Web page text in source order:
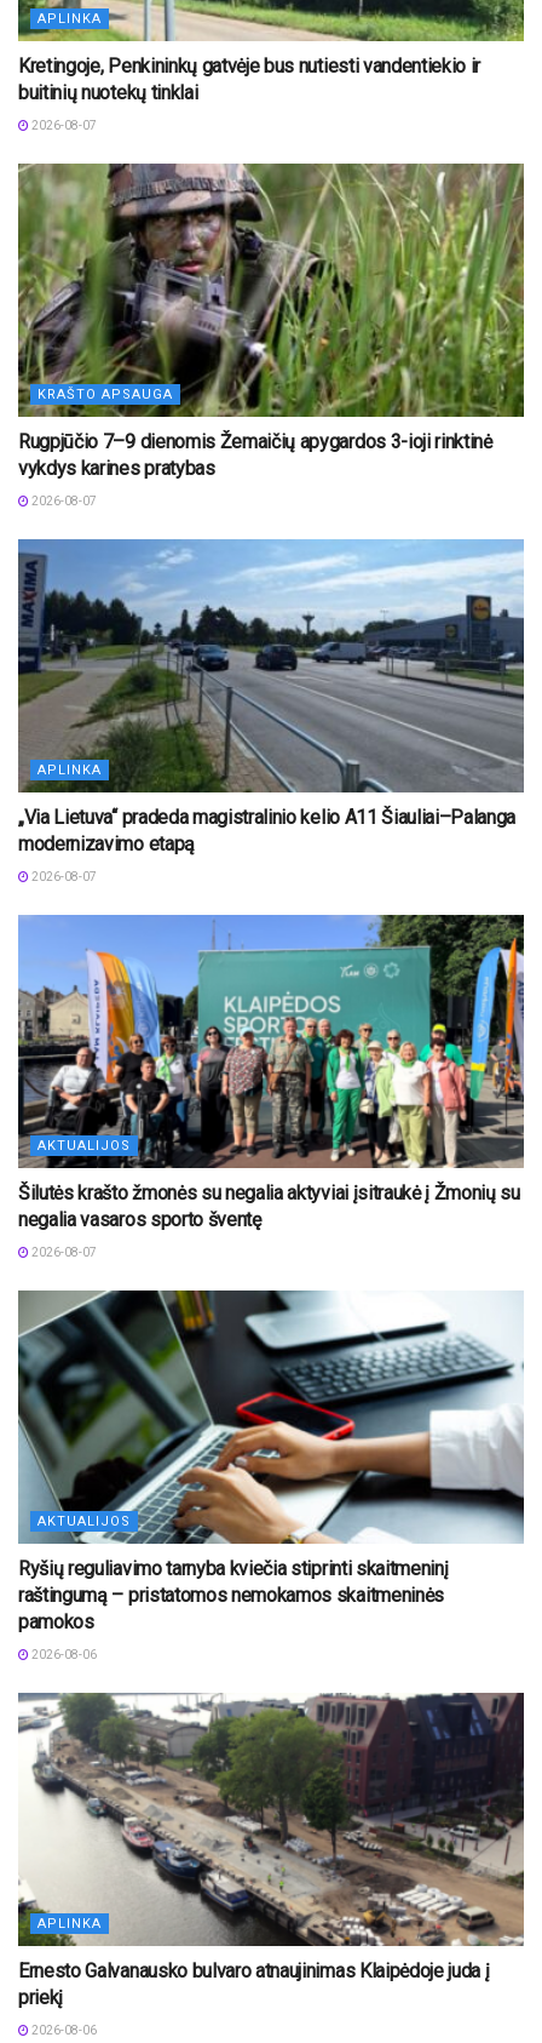
APLINKA
Kretingoje, Penkininkų gatvėje bus nutiesti vandentiekio ir
buitinių nuotekų tinklai
2026-08-07
KRAŠTO APSAUGA
Rugpjūčio 7–9 dienomis Žemaičių apygardos 3-ioji rinktinė
vykdys karines pratybas
2026-08-07
APLINKA
„Via Lietuva“ pradeda magistralinio kelio A11 Šiauliai–Palanga
modernizavimo etapą
2026-08-07
AKTUALIJOS
Šilutės krašto žmonės su negalia aktyviai įsitraukė į Žmonių su
negalia vasaros sporto šventę
2026-08-07
AKTUALIJOS
Ryšių reguliavimo tarnyba kviečia stiprinti skaitmeninį
raštingumą – pristatomos nemokamos skaitmeninės
pamokos
2026-08-06
APLINKA
Ernesto Galvanausko bulvaro atnaujinimas Klaipėdoje juda į
priekį
2026-08-06